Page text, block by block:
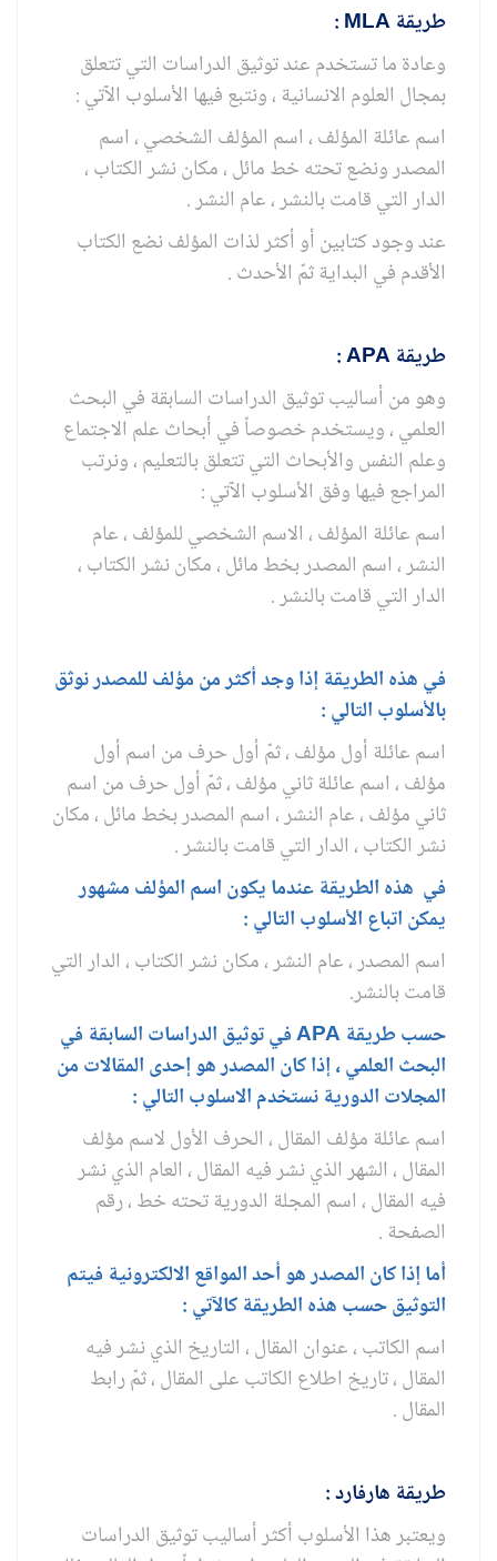
طريقة MLA
:
وعادة ما تستخدم عند توثيق الدراسات التي تتعلق
بمجال العلوم الانسانية ، ونتبع فيها الأسلوب الآتي :
اسم عائلة المؤلف ، اسم المؤلف الشخصي ، اسم
المصدر ونضع تحته خط مائل ، مكان نشر الكتاب ،
الدار التي قامت بالنشر ، عام النشر .
عند وجود كتابين أو أكثر لذات المؤلف نضع الكتاب
الأقدم في البداية ثمّ الأحدث .
طريقة APA
:
وهو من أساليب توثيق الدراسات السابقة في البحث
العلمي ، ويستخدم خصوصاً في أبحاث علم الاجتماع
وعلم النفس والأبحاث التي تتعلق بالتعليم ، ونرتب
المراجع فيها وفق الأسلوب الآتي :
اسم عائلة المؤلف ، الاسم الشخصي للمؤلف ، عام
النشر ، اسم المصدر بخط مائل ، مكان نشر الكتاب ،
الدار التي قامت بالنشر .
في هذه الطريقة إذا وجد أكثر من مؤلف للمصدر نوثق
بالأسلوب التالي :
اسم عائلة أول مؤلف ، ثمّ أول حرف من اسم أول
مؤلف ، اسم عائلة ثاني مؤلف ، ثمّ أول حرف من اسم
ثاني مؤلف ، عام النشر ، اسم المصدر بخط مائل ، مكان
نشر الكتاب ، الدار التي قامت بالنشر .
في هذه الطريقة عندما يكون اسم المؤلف مشهور
يمكن اتباع الأسلوب التالي :
اسم المصدر ، عام النشر ، مكان نشر الكتاب ، الدار التي
قامت بالنشر.
حسب طريقة APAفي توثيق الدراسات السابقة في
البحث العلمي ، إذا كان المصدر هو إحدى المقالات من
المجلات الدورية نستخدم الاسلوب التالي :
اسم عائلة مؤلف المقال ، الحرف الأول لاسم مؤلف
المقال ، الشهر الذي نشر فيه المقال ، العام الذي نشر
فيه المقال ، اسم المجلة الدورية تحته خط ، رقم
الصفحة .
أما إذا كان المصدر هو أحد المواقع الالكترونية فيتم
التوثيق حسب هذه الطريقة كالآتي :
اسم الكاتب ، عنوان المقال ، التاريخ الذي نشر فيه
المقال ، تاريخ اطلاع الكاتب على المقال ، ثمّ رابط
المقال .
طريقة هارفارد :
ويعتبر هذا الأسلوب أكثر أساليب توثيق الدراسات